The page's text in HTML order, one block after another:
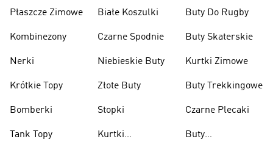
Płaszcze Zimowe
Kombinezony
Nerki
Krótkie Topy
Bomberki
Tank Topy
Białe Koszulki
Czarne Spodnie
Niebieskie Buty
Złote Buty
Stopki
Kurtki
Buty Do Rugby
Buty Skaterskie
Kurtki Zimowe
Buty Trekkingowe
Czarne Plecaki
Buty